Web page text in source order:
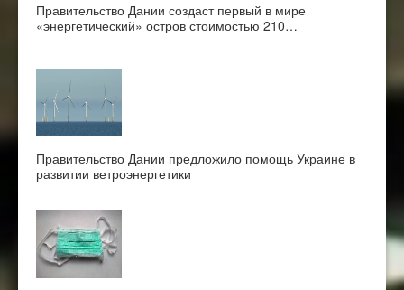
Правительство Дании создаст первый в мире
«энергетический» остров стоимостью 210…
Правительство Дании предложило помощь Украине в
развитии ветроэнергетики